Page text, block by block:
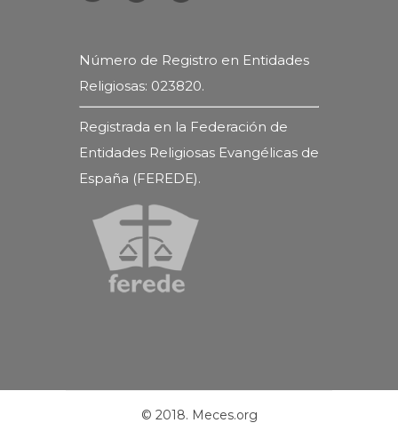
Número de Registro en Entidades
Religiosas: 023820.
Registrada en la Federación de
Entidades Religiosas Evangélicas de
España (FEREDE).
© 2018. Meces.org